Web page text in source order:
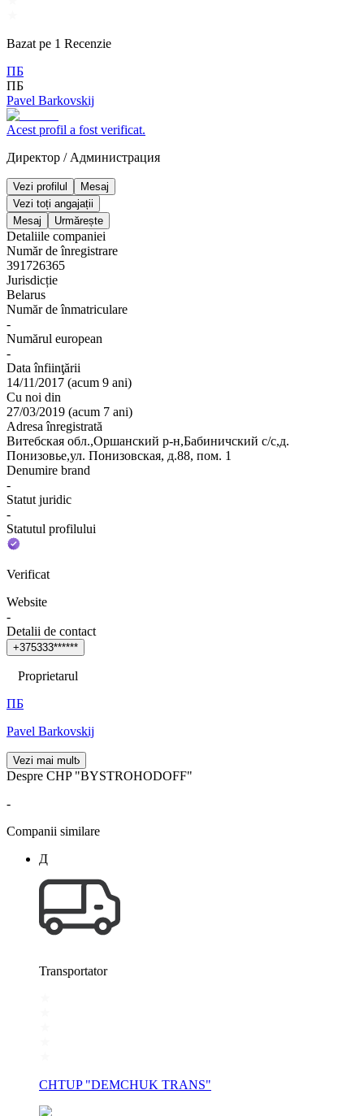
Bazat pe 1 Recenzie
ПБ
ПБ
Pavel Barkovskij
Acest profil a fost verificat.
Директор / Администрация
Vezi profilul
Mesaj
Vezi toți angajații
Mesaj
Urmărește
Detaliile companiei
Număr de înregistrare
391726365
Jurisdicție
Belarus
Număr de înmatriculare
-
Numărul european
-
Data înfiinţării
14/11/2017 (acum 9 ani)
Cu noi din
27/03/2019 (acum 7 ani)
Adresa înregistrată
Витебская обл.,Оршанский р-н,Бабиничский с/с,д.
Понизовье,ул. Понизовская, д.88, пом. 1
Denumire brand
-
Statut juridic
-
Statutul profilului
Verificat
Website
-
Detalii de contact
+375333******
Proprietarul
ПБ
Pavel Barkovskij
Vezi mai mult
Despre CHP "BYSTROHODOFF"
-
Companii similare
Д
Transportator
CHTUP "DEMCHUK TRANS"